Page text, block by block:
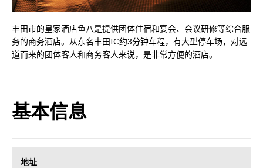
丰田市的皇家酒店鱼八是提供团体住宿和宴会、会议研修等综合服
务的商务酒店。从东名丰田IC约3分钟车程，有大型停车场，对远
道而来的团体客人和商务客人来说，是非常方便的酒店。
基本信息
地址